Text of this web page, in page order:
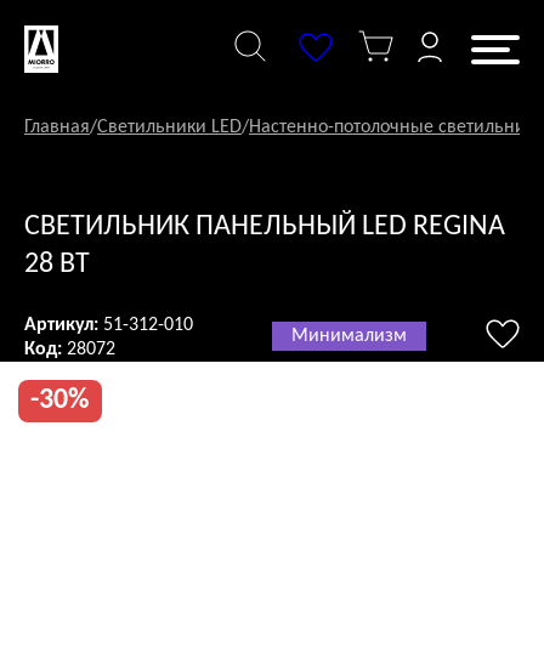
содержанию
Главная/Светильники LED/Настенно-потолочные
СВЕТИЛЬНИК ПАНЕЛЬНЫЙ LED REGINA
28 ВТ
Артикул: 51-312-010
Код: 28072
Минимализм
-30%